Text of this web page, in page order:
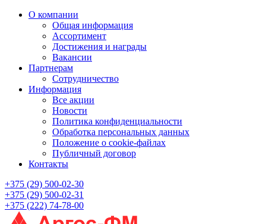
О компании
Общая информация
Ассортимент
Достижения и награды
Вакансии
Партнерам
Сотрудничество
Информация
Все акции
Новости
Политика конфиденциальности
Обработка персональных данных
Положение о cookie-файлах
Публичный договор
Контакты
+375 (29) 500-02-30
+375 (29) 500-02-31
+375 (222) 74-78-00